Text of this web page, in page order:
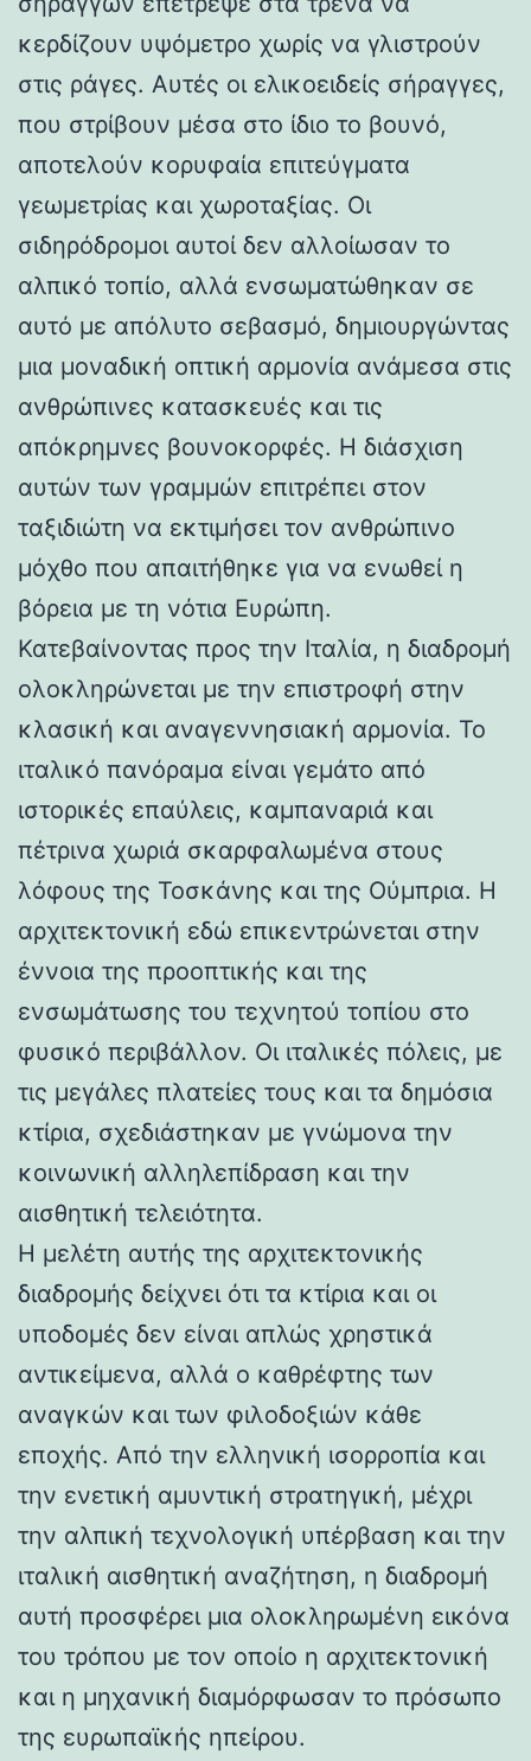
κερδίζουν υψόμετρο χωρίς να γλιστρούν
στις ράγες. Αυτές οι ελικοειδείς σήραγγες,
που στρίβουν μέσα στο ίδιο το βουνό,
αποτελούν κορυφαία επιτεύγματα
γεωμετρίας και χωροταξίας. Οι
σιδηρόδρομοι αυτοί δεν αλλοίωσαν το
αλπικό τοπίο, αλλά ενσωματώθηκαν σε
αυτό με απόλυτο σεβασμό, δημιουργώντας
μια μοναδική οπτική αρμονία ανάμεσα στις
ανθρώπινες κατασκευές και τις
απόκρημνες βουνοκορφές. Η διάσχιση
αυτών των γραμμών επιτρέπει στον
ταξιδιώτη να εκτιμήσει τον ανθρώπινο
μόχθο που απαιτήθηκε για να ενωθεί η
βόρεια με τη νότια Ευρώπη.
Κατεβαίνοντας προς την Ιταλία, η διαδρομή
ολοκληρώνεται με την επιστροφή στην
κλασική και αναγεννησιακή αρμονία. Το
ιταλικό πανόραμα είναι γεμάτο από
ιστορικές επαύλεις, καμπαναριά και
πέτρινα χωριά σκαρφαλωμένα στους
λόφους της Τοσκάνης και της Ούμπρια. Η
αρχιτεκτονική εδώ επικεντρώνεται στην
έννοια της προοπτικής και της
ενσωμάτωσης του τεχνητού τοπίου στο
φυσικό περιβάλλον. Οι ιταλικές πόλεις, με
τις μεγάλες πλατείες τους και τα δημόσια
κτίρια, σχεδιάστηκαν με γνώμονα την
κοινωνική αλληλεπίδραση και την
αισθητική τελειότητα.
Η μελέτη αυτής της αρχιτεκτονικής
διαδρομής δείχνει ότι τα κτίρια και οι
υποδομές δεν είναι απλώς χρηστικά
αντικείμενα, αλλά ο καθρέφτης των
αναγκών και των φιλοδοξιών κάθε
εποχής. Από την ελληνική ισορροπία και
την ενετική αμυντική στρατηγική, μέχρι
την αλπική τεχνολογική υπέρβαση και την
ιταλική αισθητική αναζήτηση, η διαδρομή
αυτή προσφέρει μια ολοκληρωμένη εικόνα
του τρόπου με τον οποίο η αρχιτεκτονική
και η μηχανική διαμόρφωσαν το πρόσωπο
της ευρωπαϊκής ηπείρου.